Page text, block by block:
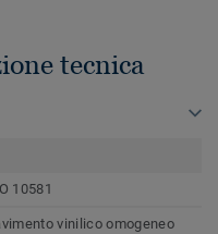
tecnica
10581
vinilico omogeneo